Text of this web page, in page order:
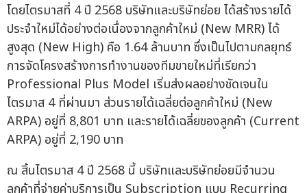
โดยไตรมาสที่ 4 ปี 2568 บริษัทและบริษัทย่อย ได้สร้างรายได้
ประจำใหม่ได้อย่างต่อเนื่องจากลูกค้าใหม่ (New MRR) ได้
สูงสุด (New High) คือ 1.64 ล้านบาท ซึ่งเป็นไปตามกลยุทธ์
การจัดโครงสร้างการทำงานของทีมขายใหม่ที่เรียกว่า
Professional Plus Model เริ่มส่งผลอย่างชัดเจนใน
ไตรมาส 4 ที่ผ่านมา ส่วนรายได้เฉลี่ยต่อลูกค้าใหม่ (New
ARPA) อยู่ที่ 8,801 บาท และรายได้เฉลี่ยของลูกค้า (Current
ARPA) อยู่ที่ 2,190 บาท
ณ สิ้นไตรมาส 4 ปี 2568 นี้ บริษัทและบริษัทย่อยมีจำนวน
ลูกค้าที่จ่ายค่าบริการเป็น Subscription แบบ Recurring